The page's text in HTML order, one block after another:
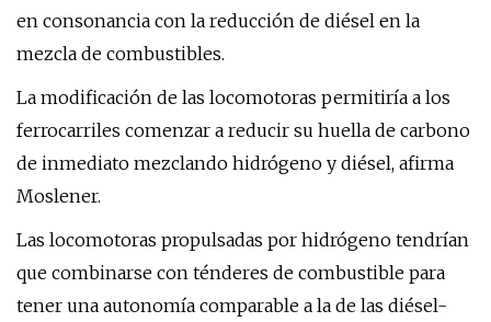
en consonancia con la reducción de diésel en la
mezcla de combustibles.
La modificación de las locomotoras permitiría a los
ferrocarriles comenzar a reducir su huella de carbono
de inmediato mezclando hidrógeno y diésel, afirma
Moslener.
Las locomotoras propulsadas por hidrógeno tendrían
que combinarse con ténderes de combustible para
tener una autonomía comparable a la de las diésel-